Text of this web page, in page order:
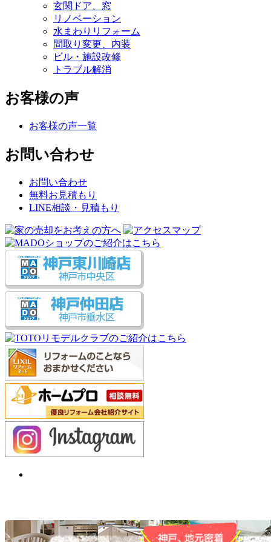
玄関ドア、窓
リノベーション
水まわりリフォーム
間取り変更、内装
ビル・施設改修
トラブル解消
お客様の声
お客様の声一覧
お問い合わせ
お問い合わせ
無料お見積もり
LINE相談・見積もり